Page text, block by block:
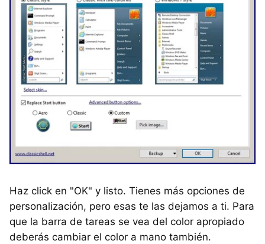
Haz click en "OK" y listo. Tienes más opciones de
personalización, pero esas te las dejamos a ti. Para
que la barra de tareas se vea del color apropiado
deberás cambiar el color a mano también.